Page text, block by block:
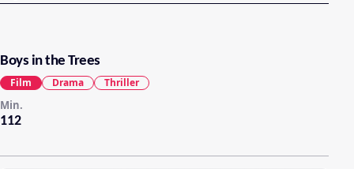
Boys in the Trees
112
Min.
Film Drama Thriller